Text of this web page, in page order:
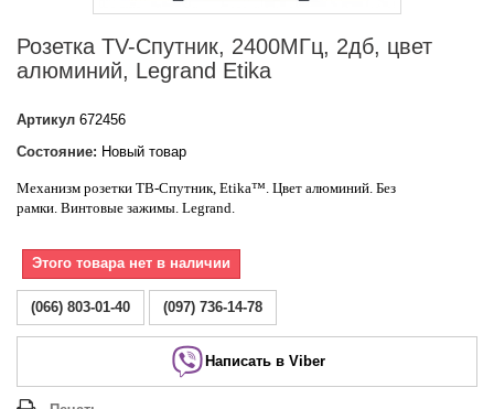
Розетка TV-Спутник, 2400МГц, 2дб, цвет
алюминий, Legrand Etika
Артикул 672456
Состояние: Новый товар
Механизм розетки ТВ-Спутник, Etika™. Цвет алюминий. Без
рамки. Винтовые зажимы. Legrand.
Этого товара нет в наличии
(066) 803-01-40 (097) 736-14-78
Написать в Viber